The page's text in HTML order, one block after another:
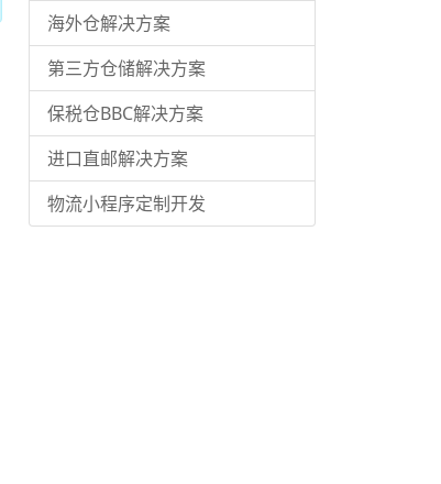
海外仓解决方案
第三方仓储解决方案
保税仓BBC解决方案
进口直邮解决方案
物流小程序定制开发